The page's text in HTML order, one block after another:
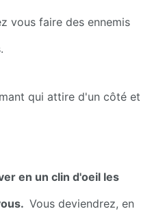
vous faire des ennemis
qui attire d'un côté et
en un clin d'oeil les
Vous deviendrez, en